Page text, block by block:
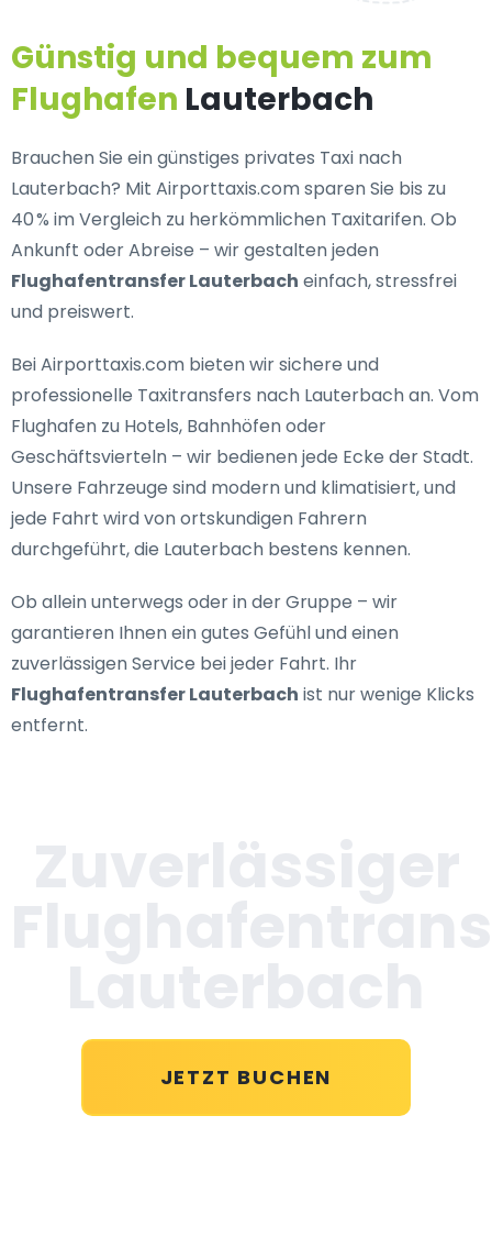
Günstig und bequem zum
Flughafen Lauterbach
Brauchen Sie eingünstiges privates Taxi nach
Lauterbach? Mit Airporttaxis.com sparen Sie bis zu
40 % im Vergleich zu herkömmlichen Taxitarifen. Ob
Ankunft oder Abreise – wir gestalten jeden
Flughafentransfer Lauterbach einfach, stressfrei
und preiswert.
Bei Airporttaxis.com bieten wirsichere und
professionelle Taxitransfers nach Lauterbachan. Vom
Flughafen zu Hotels, Bahnhöfen oder
Geschäftsvierteln – wir bedienen jede Ecke der Stadt.
Unsere Fahrzeuge sind modern und klimatisiert, und
jede Fahrt wird von ortskundigen Fahrern
durchgeführt, die Lauterbach bestens kennen.
Ob allein unterwegs oder in der Gruppe – wir
garantieren Ihnen ein gutes Gefühl und einen
zuverlässigen Service bei jeder Fahrt. Ihr
Flughafentransfer Lauterbach ist nur wenige Klicks
entfernt.
JETZT BUCHEN